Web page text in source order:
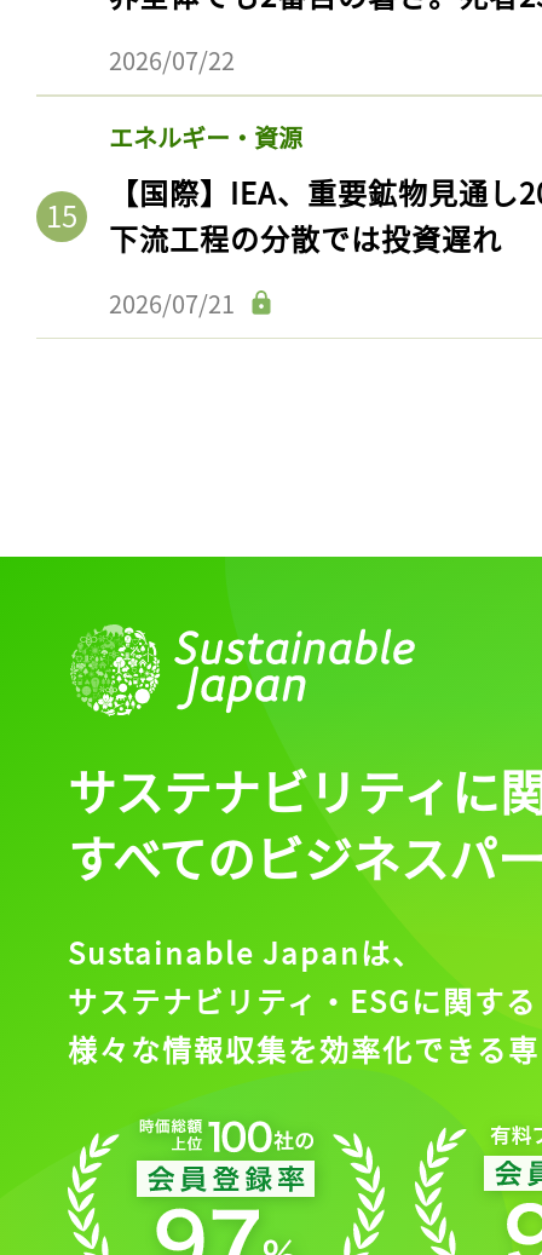
2026/07/22
エネルギー・資源
【国際】IEA、重要鉱物見通
下流工程の分散では投資遅れ
2026/07/21
記事をお気に入りに
ログインが必
ログイン
サステナビリティに
すべてのビジネスパ
Sustainable Japanは、
サステナビリティ・ESGに関する
様々な情報収集を効率化できる